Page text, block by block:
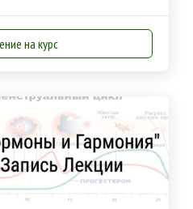
на курс